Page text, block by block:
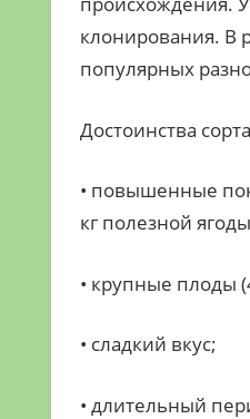
клонирования. В
популярных
Достоинства
• повышенные
кг полезной
• крупные плоды
• сладкий вкус;
• длительный